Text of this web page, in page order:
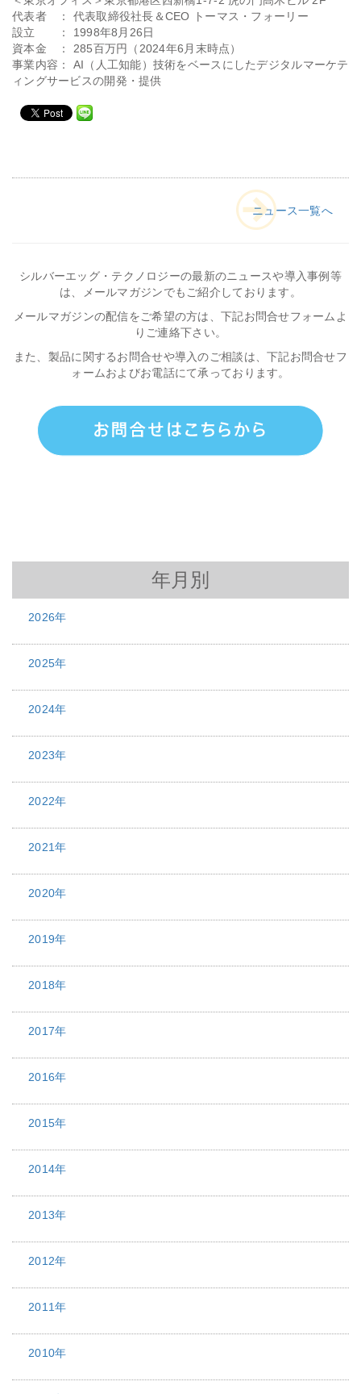
代表者 ： 代表取締役社長＆CEO トーマス・フォーリー
設立 ： 1998年8月26日
資本金 ： 285百万円（2024年6月末時点）
事業内容： AI（人工知能）技術をベースにしたデジタルマーケテ
ィングサービスの開発・提供
ニュース一覧へ
シルバーエッグ・テクノロジーの最新のニュースや導入事例等
は、メールマガジンでもご紹介しております。
メールマガジンの配信をご希望の方は、下記お問合せフォームよ
りご連絡下さい。
また、製品に関するお問合せや導入のご相談は、下記お問合せフ
ォームおよびお電話にて承っております。
年月別
2026年
2025年
2024年
2023年
2022年
2021年
2020年
2019年
2018年
2017年
2016年
2015年
2014年
2013年
2012年
2011年
2010年